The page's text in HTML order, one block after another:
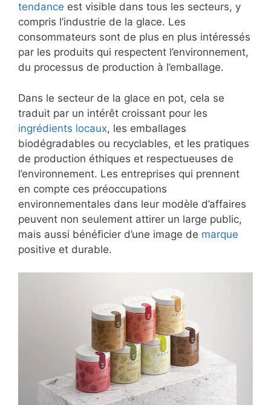
tendance est visible dans tous les secteurs, y
compris l’industrie de la glace. Les
consommateurs sont de plus en plus intéressés
par les produits qui respectent l’environnement,
du processus de production à l’emballage.
Dans le secteur de la glace en pot, cela se
traduit par un intérêt croissant pour les
ingrédients locaux, les emballages
biodégradables ou recyclables, et les pratiques
de production éthiques et respectueuses de
l’environnement. Les entreprises qui prennent
en compte ces préoccupations
environnementales dans leur modèle d’affaires
peuvent non seulement attirer un large public,
mais aussi bénéficier d’une image de marque
positive et durable.